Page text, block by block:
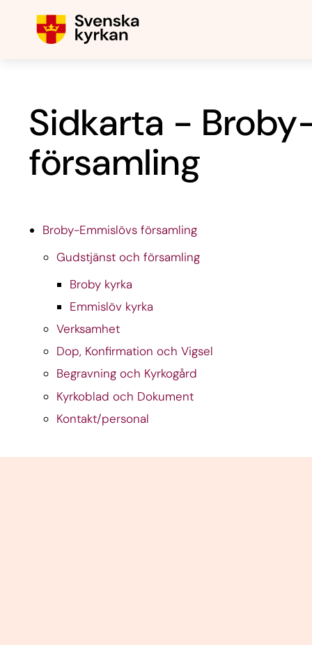
Sidkarta -
församling
Broby-Emmislövs församling
Gudstjänst och församling
Broby kyrka
Emmislöv kyrka
Verksamhet
Dop, Konfirmation och Vigsel
Begravning och Kyrkogård
Kyrkoblad och Dokument
Kontakt/personal